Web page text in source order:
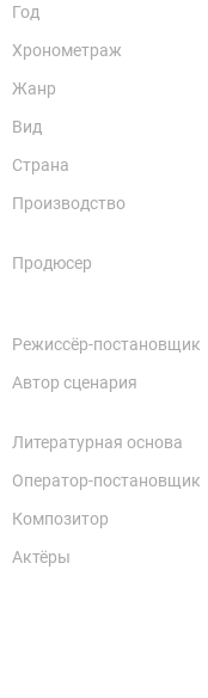
Год
Хронометраж
Жанр
Вид
Страна
Производство
Продюсер
Режиссёр-постановщик
Автор сценария
Литературная основа
Оператор-постановщик
Композитор
Актёры